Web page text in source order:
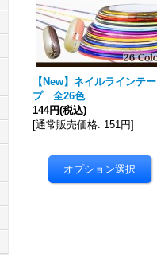
【New】ネイルラインテー
プ 全26色
144円(税込)
[通常販売価格: 151円]